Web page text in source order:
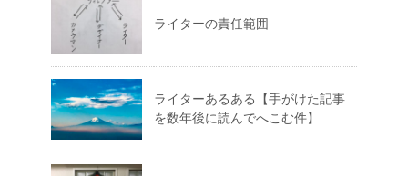
ライターの責任範囲
ライターあるある【手がけた記事
を数年後に読んでへこむ件】